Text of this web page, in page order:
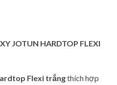
JOTUN HARDTOP FLEXI
Flexi trắngthích hợp